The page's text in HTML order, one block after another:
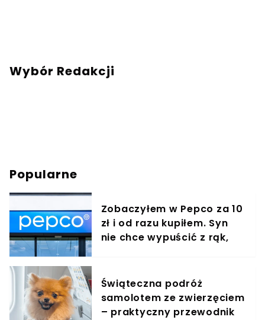
Wybór Redakcji
Popularne
Zobaczyłem w Pepco za 10
zł i od razu kupiłem. Syn
nie chce wypuścić z rąk,
Świąteczna podróż
samolotem ze zwierzęciem
– praktyczny przewodnik